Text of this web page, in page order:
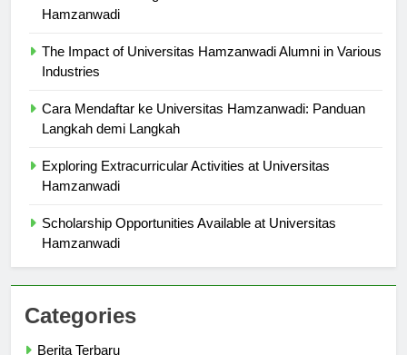
Innovative Teaching Methods Used at Universitas
The Impact of Universitas Hamzanwadi Alumni in Various
Cara Mendaftar ke Universitas Hamzanwadi: Panduan
Exploring Extracurricular Activities at Universitas
Scholarship Opportunities Available at Universitas
Categories